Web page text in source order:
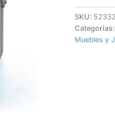
SKU: 52332
Categorías:
Muebles y